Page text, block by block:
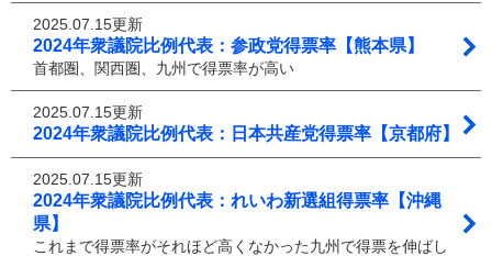
2025.07.15更新
2024年衆議院比例代表：参政党得票率【熊本県】
首都圏、関西圏、九州で得票率が高い
2025.07.15更新
2024年衆議院比例代表：日本共産党得票率【京都府】
2025.07.15更新
2024年衆議院比例代表：れいわ新選組得票率【沖縄
県】
これまで得票率がそれほど高くなかった九州で得票を伸ばし